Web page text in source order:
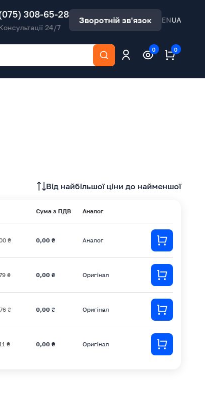
308-65-28
24/7
Зворотній зв'язок ENUA
0 0
Від найбільшої ціни до найменшої
Сума з ПДВ Аналог
₴ 0,00 ₴ Аналог
₴ 0,00 ₴ Оригінал
₴ 0,00 ₴ Оригінал
₴ 0,00 ₴ Оригінал